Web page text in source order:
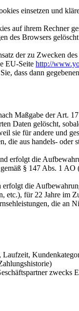
einsetzen und
auf ihrem Rechner
des Browsers
der zu Zwecken
EU-Seite http://
dass dann
Maßgabe der Art.
Daten gelöscht,
sie für andere und
die aus handels- oder
erfolgt die
§ 147 Abs. 1
die
etc.), für 22 Jahre im
die an
Laufzeit,